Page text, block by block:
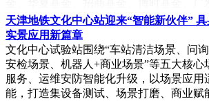
海富通基金、汇添富基金、中欧基金等也
售。参与的产品类型丰富，主动权益、指
合、企业年金组合、职业年金组合等均有
户覆盖优势明显。
除公募基金外，养老金、年金和保险资管
重要分量。中国人寿养老保险此次共有
天津地铁文化中心站迎来“智能新伙伴”
实景应用新篇章
文化中心试验站围绕“车站清洁场景、问
安检场景、机器人+商业场景”等五大核心
服务、运维安防智能化升级，以场景应用
能，打造集设备测试、场景打磨、商业